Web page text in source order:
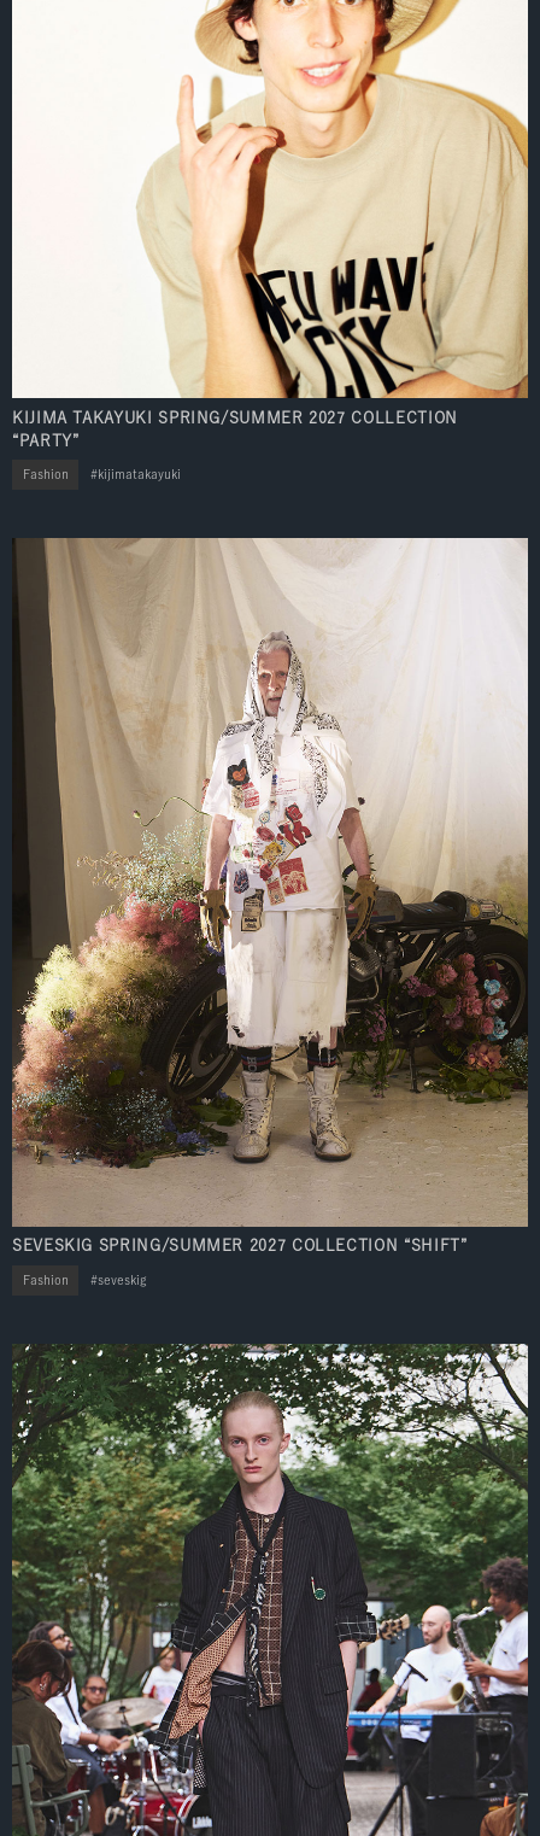
KIJIMA TAKAYUKI SPRING/SUMMER 2027 COLLECTION
“PARTY”
Fashion kijimatakayuki
SEVESKIG SPRING/SUMMER 2027 COLLECTION “SHIFT”
Fashion seveskig